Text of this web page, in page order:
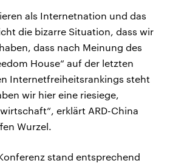
als Internetnation und das
die bizarre Situation, dass wir
dass nach Meinung des
House“ auf der letzten
Internetfreiheitsrankings steht
wir hier eine riesiege,
erklärt ARD-China
Wurzel.
stand entsprechend